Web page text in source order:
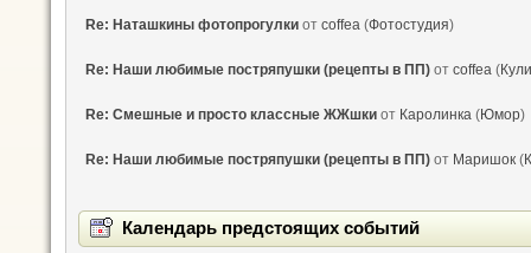
Re: Наташкины фотопрогулки от coffea (Фотостудия)
Re: Наши любимые постряпушки (рецепты в ПП) от coffea (
Re: Смешные и просто классные ЖЖшки от Каролинка (Юмор)
Re: Наши любимые постряпушки (рецепты в ПП) от Маришок (
Календарь предстоящих событий